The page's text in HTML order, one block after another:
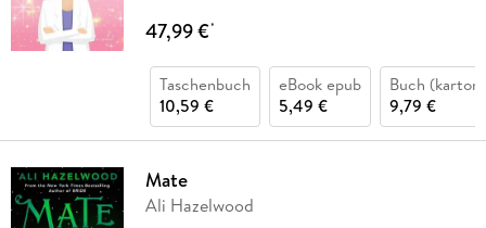
47,99 €*
Taschenbuch
10,59 €
eBook epub
5,49 €
Buch
9,79 €
Mate
Ali Hazelwood